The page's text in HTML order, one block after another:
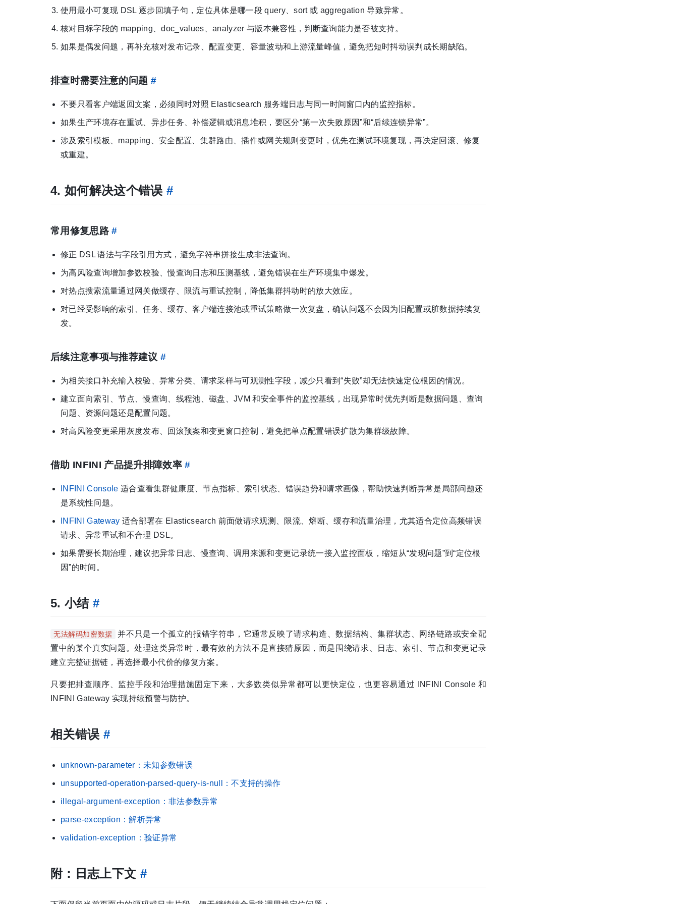
使用最小可复现 DSL 逐步回填子句，定位具体是哪一段 query、sort 或 aggregation 导致异常。
核对目标字段的 mapping、doc_values、analyzer 与版本兼容性，判断查询能力是否被支持。
如果是偶发问题，再补充核对发布记录、配置变更、容量波动和上游流量峰值，避免把短时抖动误判成长期缺陷。
排查时需要注意的问题 #
不要只看客户端返回文案，必须同时对照 Elasticsearch 服务端日志与同一时间窗口内的监控指标。
如果生产环境存在重试、异步任务、补偿逻辑或消息堆积，要区分“第一次失败原因”和“后续连锁异常”。
涉及索引模板、mapping、安全配置、集群路由、插件或网关规则变更时，优先在测试环境复现，再决定回滚、修复
或重建。
4. 如何解决这个错误 #
常用修复思路#
修正 DSL 语法与字段引用方式，避免字符串拼接生成非法查询。
为高风险查询增加参数校验、慢查询日志和压测基线，避免错误在生产环境集中爆发。
对热点搜索流量通过网关做缓存、限流与重试控制，降低集群抖动时的放大效应。
对已经受影响的索引、任务、缓存、客户端连接池或重试策略做一次复盘，确认问题不会因为旧配置或脏数据持续复
发。
后续注意事项与推荐建议 #
为相关接口补充输入校验、异常分类、请求采样与可观测性字段，减少只看到“失败”却无法快速定位根因的情况。
建立面向索引、节点、慢查询、线程池、磁盘、JVM 和安全事件的监控基线，出现异常时优先判断是数据问题、查询
问题、资源问题还是配置问题。
对高风险变更采用灰度发布、回滚预案和变更窗口控制，避免把单点配置错误扩散为集群级故障。
借助 INFINI 产品提升排障效率#
INFINI Console 适合查看集群健康度、节点指标、索引状态、错误趋势和请求画像，帮助快速判断异常是局部问题还
是系统性问题。
INFINI Gateway 适合部署在 Elasticsearch 前面做请求观测、限流、熔断、缓存和流量治理，尤其适合定位高频错误
请求、异常重试和不合理 DSL。
如果需要长期治理，建议把异常日志、慢查询、调用来源和变更记录统一接入监控面板，缩短从“发现问题”到“定位根
因”的时间。
5. 小结 #
无法解码加密数据
并不只是一个孤立的报错字符串，它通常反映了请求构造、数据结构、集群状态、网络链路或安全配
置中的某个真实问题。处理这类异常时，最有效的方法不是直接猜原因，而是围绕请求、日志、索引、节点和变更记录
建立完整证据链，再选择最小代价的修复方案。
只要把排查顺序、监控手段和治理措施固定下来，大多数类似异常都可以更快定位，也更容易通过 INFINI Console 和
INFINI Gateway 实现持续预警与防护。
相关错误 #
unknown-parameter：未知参数错误
unsupported-operation-parsed-query-is-null：不支持的操作
illegal-argument-exception：非法参数异常
parse-exception：解析异常
validation-exception：验证异常
附：日志上下文 #